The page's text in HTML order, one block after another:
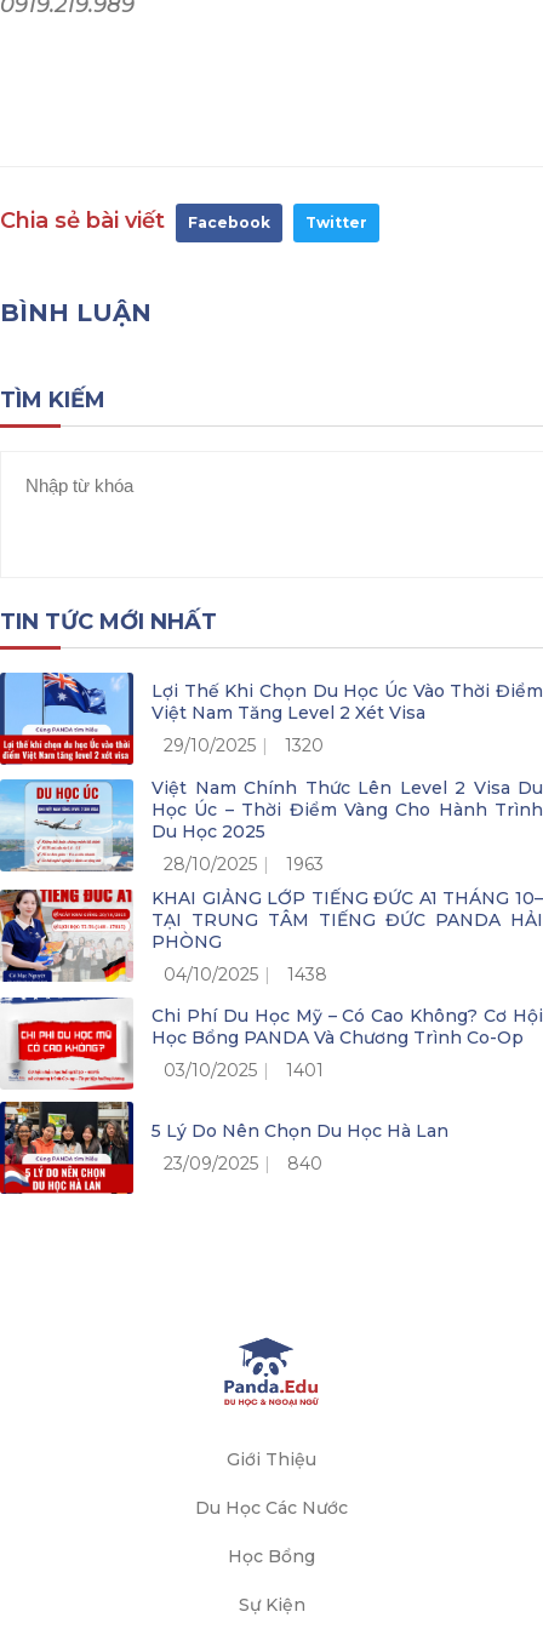
Chia sẻ bài viết Facebook Twitter
BÌNH LUẬN
TÌM KIẾM
TIN TỨC MỚI NHẤT
Lợi Thế Khi Chọn Du Học Úc Vào Thời Điểm
Việt Nam Tăng Level 2 Xét Visa
29/10/2025
1320
Việt Nam Chính Thức Lên Level 2 Visa Du
Học Úc – Thời Điểm Vàng Cho Hành Trình
Du Học 2025
28/10/2025
1963
KHAI GIẢNG LỚP TIẾNG ĐỨC A1 THÁNG 10–
TẠI TRUNG TÂM TIẾNG ĐỨC PANDA HẢI
PHÒNG
04/10/2025
1438
Chi Phí Du Học Mỹ – Có Cao Không? Cơ Hội
Học Bổng PANDA Và Chương Trình Co-Op
03/10/2025
1401
5 Lý Do Nên Chọn Du Học Hà Lan
23/09/2025
840
Giới Thiệu
Du Học Các Nước
Học Bổng
Sự Kiện